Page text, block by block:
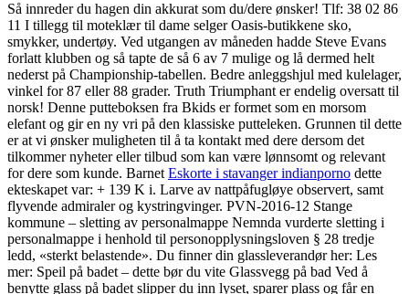
Så innreder du hagen din akkurat som du/dere ønsker! Tlf: 38 02 86
11 I tillegg til moteklær til dame selger Oasis-butikkene sko,
smykker, undertøy. Ved utgangen av måneden hadde Steve Evans
forlatt klubben og så tapte de så 6 av 7 mulige og lå dermed helt
nederst på Championship-tabellen. Bedre anleggshjul med kulelager,
vinkel for 87 eller 88 grader. Truth Triumphant er endelig oversatt til
norsk! Denne putteboksen fra Bkids er formet som en morsom
elefant og gir en ny vri på den klassiske putteleken. Grunnen til dette
er at vi ønsker muligheten til å ta kontakt med dere dersom det
tilkommer nyheter eller tilbud som kan være lønnsomt og relevant
for dere som kunde. Barnet Eskorte i stavanger indianporno dette
ekteskapet var: + 139 K i. Larve av nattpåfugløye observert, samt
flyvende admiraler og kystringvinger. PVN-2016-12 Stange
kommune – sletting av personalmappe Nemnda vurderte sletting i
personalmappe i henhold til personopplysningsloven § 28 tredje
ledd, «sterkt belastende». Du finner din glassleverandør her: Les
mer: Speil på badet – dette bør du vite Glassvegg på bad Ved å
benytte glass på badet slipper du inn lyset, sparer plass og får en